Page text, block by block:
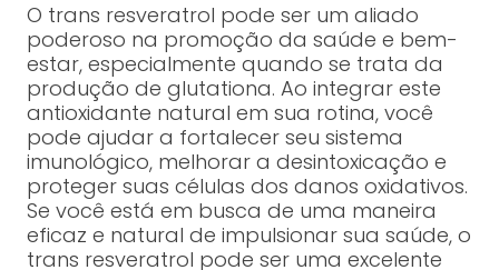
O trans resveratrol pode ser um aliado
poderoso na promoção da saúde e bem-
estar, especialmente quando se trata da
produção de glutationa. Ao integrar este
antioxidante natural em sua rotina, você
pode ajudar a fortalecer seu sistema
imunológico, melhorar a desintoxicação e
proteger suas células dos danos oxidativos.
Se você está em busca de uma maneira
eficaz e natural de impulsionar sua saúde, o
trans resveratrol pode ser uma excelente